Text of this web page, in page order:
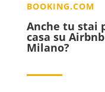
BOOKING.COM
Anche tu stai
casa su
Milano?